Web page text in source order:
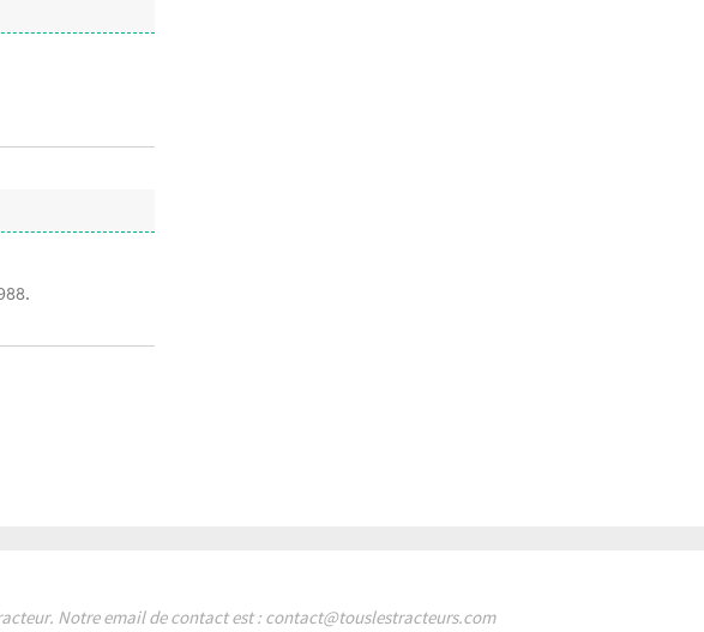
Notre email de contact est : contact@touslestracteurs.com